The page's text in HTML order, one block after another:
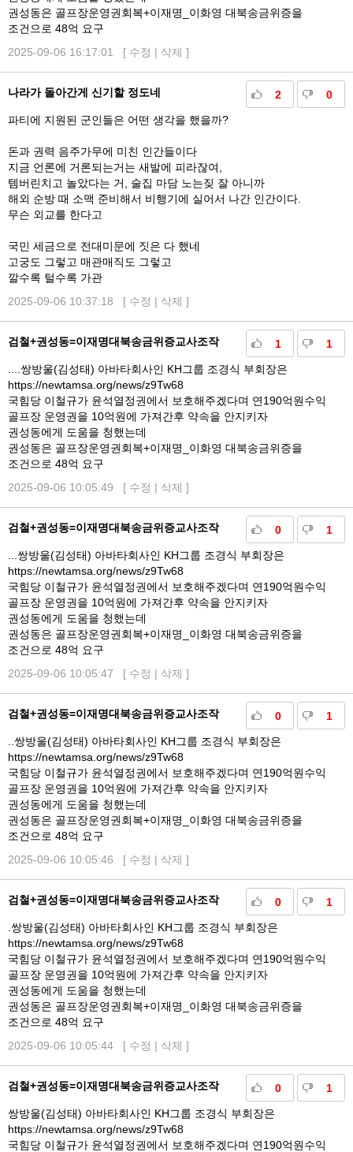
권성동은 골프장운영권회복+이재명_이화영 대북송금위증을
조건으로 48억 요구
2025-09-06 16:17:01 [ 수정 | 삭제 ]
2 0
나라가 돌아간게 신기할 정도네
파티에 지원된 군인들은 어떤 생각을 했을까?
돈과 권력 음주가무에 미친 인간들이다
지금 언론에 거론되는거는 새발에 피라잖여,
템버린치고 놀았다는 거, 술집 마담 노는짖 잘 아니까
해외 순방 때 소맥 준비해서 비행기에 실어서 나간 인간이다.
무슨 외교를 한다고
국민 세금으로 전대미문에 짓은 다 했네
고궁도 그렇고 매관매직도 그렇고
깔수록 털수록 가관
2025-09-06 10:37:18 [ 수정 | 삭제 ]
1 1
검철+권성동=이재명대북송금위증교사조작
....쌍방울(김성태) 아바타회사인 KH그룹 조경식 부회장은
https://newtamsa.org/news/z9Tw68
국힘당 이철규가 윤석열정권에서 보호해주겠다며 연190억원수익
골프장 운영권을 10억원에 가져간후 약속을 안지키자
권성동에게 도움을 청했는데
권성동은 골프장운영권회복+이재명_이화영 대북송금위증을
조건으로 48억 요구
2025-09-06 10:05:49 [ 수정 | 삭제 ]
0 1
검철+권성동=이재명대북송금위증교사조작
...쌍방울(김성태) 아바타회사인 KH그룹 조경식 부회장은
https://newtamsa.org/news/z9Tw68
국힘당 이철규가 윤석열정권에서 보호해주겠다며 연190억원수익
골프장 운영권을 10억원에 가져간후 약속을 안지키자
권성동에게 도움을 청했는데
권성동은 골프장운영권회복+이재명_이화영 대북송금위증을
조건으로 48억 요구
2025-09-06 10:05:47 [ 수정 | 삭제 ]
0 1
검철+권성동=이재명대북송금위증교사조작
..쌍방울(김성태) 아바타회사인 KH그룹 조경식 부회장은
https://newtamsa.org/news/z9Tw68
국힘당 이철규가 윤석열정권에서 보호해주겠다며 연190억원수익
골프장 운영권을 10억원에 가져간후 약속을 안지키자
권성동에게 도움을 청했는데
권성동은 골프장운영권회복+이재명_이화영 대북송금위증을
조건으로 48억 요구
2025-09-06 10:05:46 [ 수정 | 삭제 ]
0 1
검철+권성동=이재명대북송금위증교사조작
.쌍방울(김성태) 아바타회사인 KH그룹 조경식 부회장은
https://newtamsa.org/news/z9Tw68
국힘당 이철규가 윤석열정권에서 보호해주겠다며 연190억원수익
골프장 운영권을 10억원에 가져간후 약속을 안지키자
권성동에게 도움을 청했는데
권성동은 골프장운영권회복+이재명_이화영 대북송금위증을
조건으로 48억 요구
2025-09-06 10:05:44 [ 수정 | 삭제 ]
0 1
검철+권성동=이재명대북송금위증교사조작
쌍방울(김성태) 아바타회사인 KH그룹 조경식 부회장은
https://newtamsa.org/news/z9Tw68
국힘당 이철규가 윤석열정권에서 보호해주겠다며 연190억원수익